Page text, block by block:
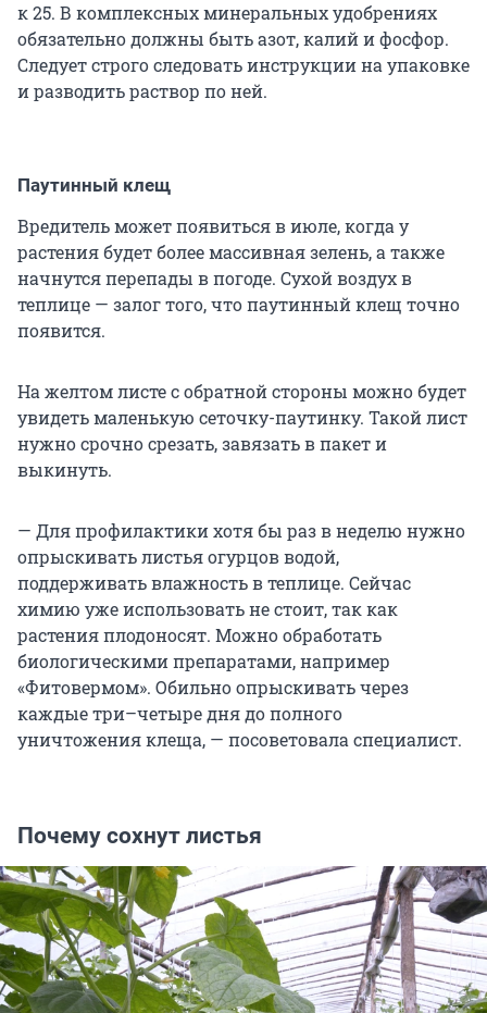
к 25. В комплексных минеральных удобрениях
обязательно должны быть азот, калий и фосфор.
Следует строго следовать инструкции на упаковке
и разводить раствор по ней.
Паутинный клещ
Вредитель может появиться в июле, когда у
растения будет более массивная зелень, а также
начнутся перепады в погоде. Сухой воздух в
теплице — залог того, что паутинный клещ точно
появится.
На желтом листе с обратной стороны можно будет
увидеть маленькую сеточку-паутинку. Такой лист
нужно срочно срезать, завязать в пакет и
выкинуть.
— Для профилактики хотя бы раз в неделю нужно
опрыскивать листья огурцов водой,
поддерживать влажность в теплице. Сейчас
химию уже использовать не стоит, так как
растения плодоносят. Можно обработать
биологическими препаратами, например
«Фитовермом». Обильно опрыскивать через
каждые три–четыре дня до полного
уничтожения клеща, — посоветовала специалист.
Почему сохнут листья